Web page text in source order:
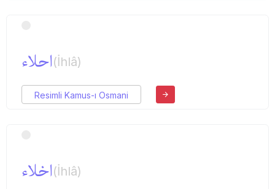
احلاء(İhlâ)
Resimli Kamus-ı Osmani
اخلاء(İhlâ)